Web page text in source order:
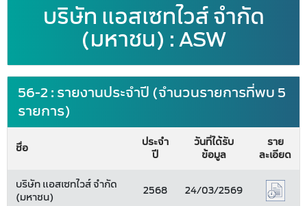
บริษัท แอสเซทไวส์ จำกัด
(มหาชน) : ASW
56-2 : รายงานประจำปี (จำนวนรายการที่พบ 5
รายการ)
ชื่อ
ประจำ
ปี
วันที่ได้รับ
ข้อมูล
ราย
ละเอียด
บริษัท แอสเซทไวส์ จำกัด
(มหาชน)
2568 24/03/2569